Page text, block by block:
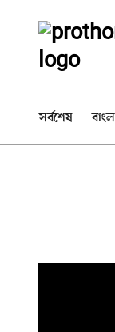
সর্বশেষ